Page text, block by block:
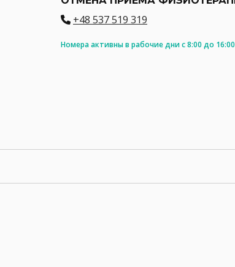
+48 537 519 319
Номера активны в рабочие дни с 8:00 до